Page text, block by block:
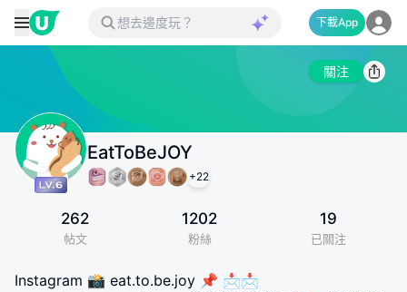
下載App
關注
EatToBeJOY
+22
262
帖文
1202
粉絲
19
已關注
Instagram 📸 eat.to.be.joy 📌 📩📩